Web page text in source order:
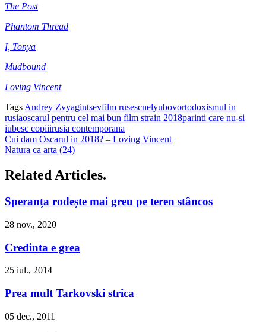
The Post
Phantom Thread
I, Tonya
Mudbound
Loving Vincent
Tags Andrey Zvyagintsevfilm rusescnelyubovortodoxismul in
rusiaoscarul pentru cel mai bun film strain 2018parinti care nu-si
iubesc copiiirusia contemporana
Cui dam Oscarul in 2018? – Loving Vincent
Natura ca arta (24)
Related Articles.
Speranța rodește mai greu pe teren stâncos
28 nov., 2020
Credinta e grea
25 iul., 2014
Prea mult Tarkovski strica
05 dec., 2011